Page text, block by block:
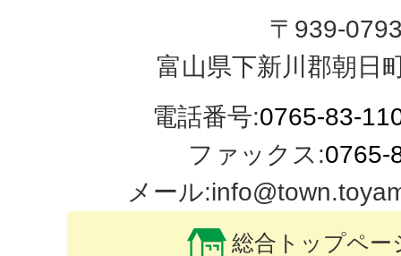
〒939-
富山県下新川郡朝日
電話番号:0765-83-
ファックス:0765-
メール
総合トップペー